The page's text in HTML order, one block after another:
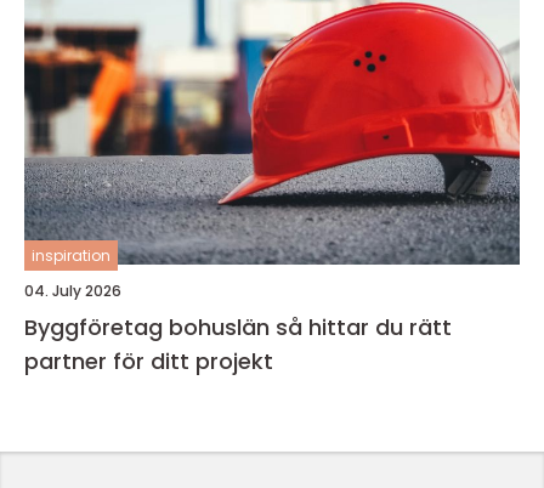
inspiration
04. July 2026
Byggföretag bohuslän så hittar du rätt
partner för ditt projekt